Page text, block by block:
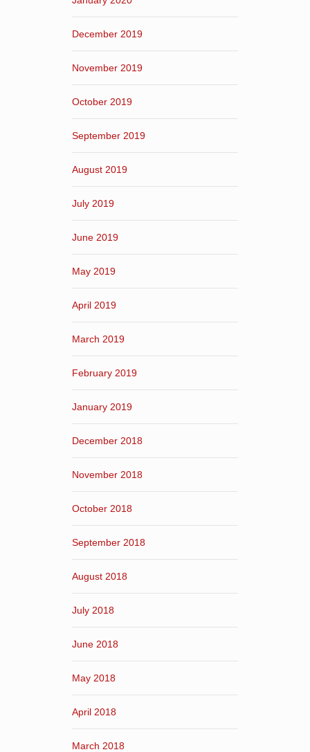
December 2019
November 2019
October 2019
September 2019
August 2019
July 2019
June 2019
May 2019
April 2019
March 2019
February 2019
January 2019
December 2018
November 2018
October 2018
September 2018
August 2018
July 2018
June 2018
May 2018
April 2018
March 2018